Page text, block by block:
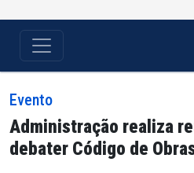
Evento
Administração realiza
debater Código de